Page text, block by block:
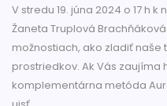
V stredu 19. júna 2024 o 17 h
Žaneta Truplová
možnostiach, ako zladiť
prostriedkov. Ak Vás zaujíma
komplementárna metóda